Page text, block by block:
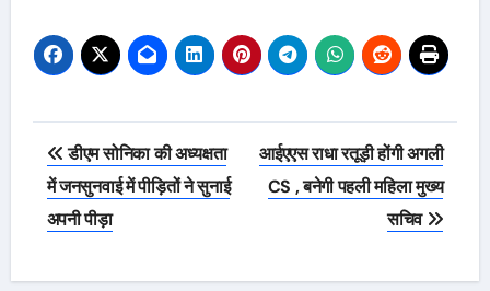
Post
navigation
डीएम सोनिका की अध्यक्षता
में जनसुनवाई में पीड़ितों ने सुनाई
अपनी पीड़ा
आईएएस राधा रतूड़ी होंगी अगली
CS , बनेगी पहली महिला मुख्य
सचिव